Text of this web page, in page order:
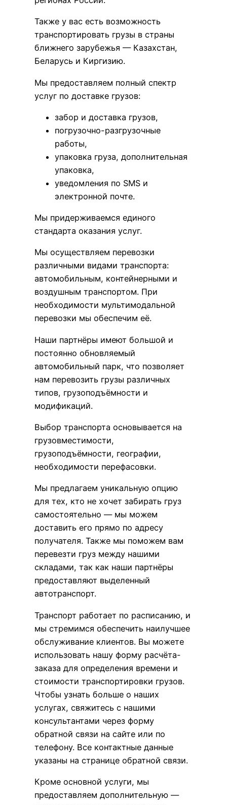
Также у вас есть возможность
транспортировать грузы в страны
ближнего зарубежья — Казахстан,
Беларусь и Киргизию.
Мы предоставляем полный спектр
услуг по доставке грузов:
забор и доставка грузов,
погрузочно-разгрузочные
работы,
упаковка груза, дополнительная
упаковка,
уведомления по SMS и
электронной почте.
Мы придерживаемся единого
стандарта оказания услуг.
Мы осуществляем перевозки
различными видами транспорта:
автомобильным, контейнерными и
воздушным транспортом. При
необходимости мультимодальной
перевозки мы обеспечим её.
Наши партнёры имеют большой и
постоянно обновляемый
автомобильный парк, что позволяет
нам перевозить грузы различных
типов, грузоподъёмности и
модификаций.
Выбор транспорта основывается на
грузовместимости,
грузоподъёмности, географии,
необходимости перефасовки.
Мы предлагаем уникальную опцию
для тех, кто не хочет забирать груз
самостоятельно — мы можем
доставить его прямо по адресу
получателя. Также мы поможем вам
перевезти груз между нашими
складами, так как наши партнёры
предоставляют выделенный
автотранспорт.
Транспорт работает по расписанию, и
мы стремимся обеспечить наилучшее
обслуживание клиентов. Вы можете
использовать нашу форму расчёта-
заказа для определения времени и
стоимости транспортировки грузов.
Чтобы узнать больше о наших
услугах, свяжитесь с нашими
консультантами через форму
обратной связи на сайте или по
телефону. Все контактные данные
указаны на странице обратной связи.
Кроме основной услуги, мы
предоставляем дополнительную —